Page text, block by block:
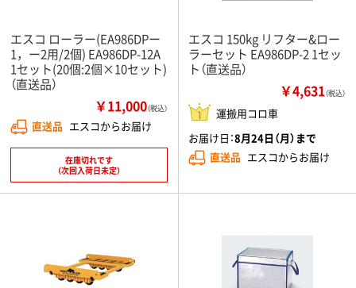
エスコ ローラー(EA986DPー
1，ー2用/2個) EA986DP-12A
1セット(20個:2個×10セット)
（直送品）
￥11,000（税込）
直送品 エスコからお届け
在庫切れです
（次回入荷日未定）
エスコ 150kg リフター&ロー
ラーセット EA986DP-2 1セッ
ト（直送品）
￥4,631（税込）
運搬用コロ車
お届け日：8月24日（月）まで
直送品 エスコからお届け